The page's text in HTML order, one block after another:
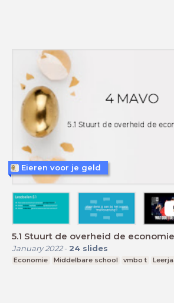
5.1 Stuurt de overheid de
January 2022- 24 slides
Economie Middelbare school vmbo t
Eieren voor je geld